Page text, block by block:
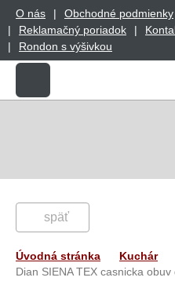
O nás Obchodné podmienky
Reklamačný poriadok
Rondon s výšivkou
späť
Úvodná stránka Kuchár
Dian SIENA TEX casnicka